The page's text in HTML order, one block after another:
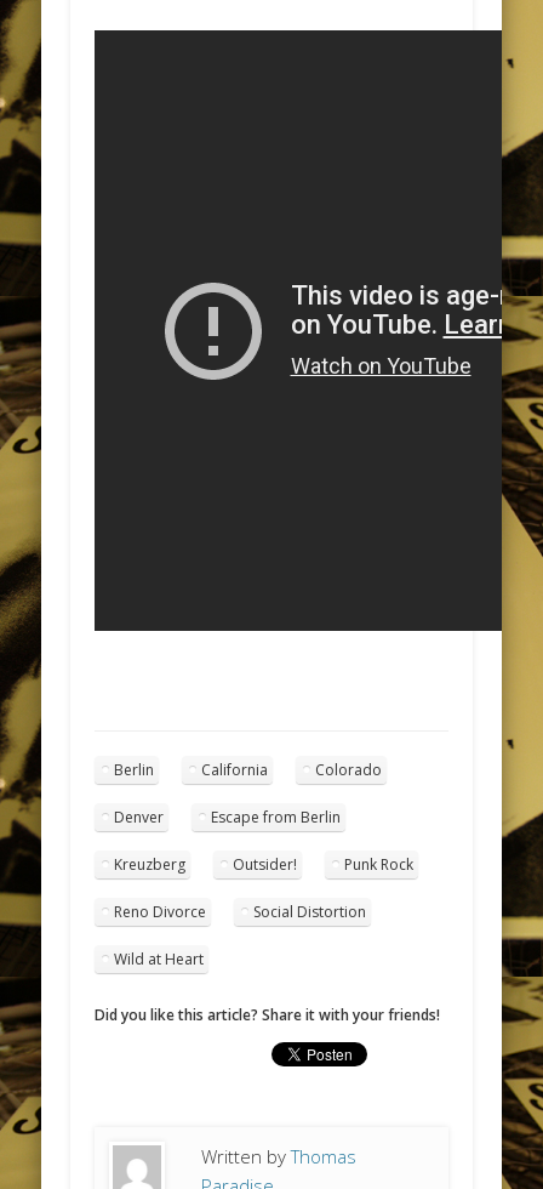
Berlin California Colorado
Denver Escape from Berlin
Kreuzberg Outsider! Punk Rock
Reno Divorce Social Distortion
Wild at Heart
Did you like this article? Share it with your friends!
Written byThomas